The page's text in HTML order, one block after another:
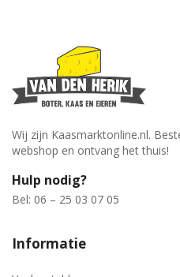
Wij zijn Kaasmarktonline.nl.
webshop en ontvang het thuis!
Hulp nodig?
Bel: 06 – 25 03 07 05
Informatie